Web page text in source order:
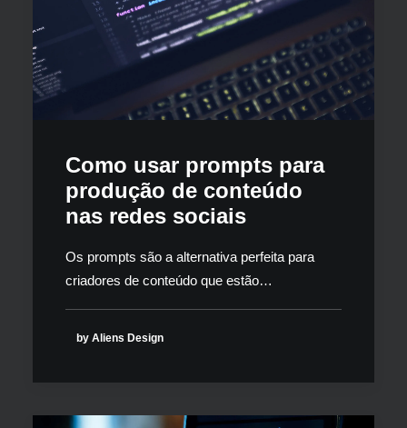
Como usar prompts para
produção de conteúdo
nas redes sociais
Os prompts são a alternativa perfeita para
criadores de conteúdo que estão…
by Aliens Design